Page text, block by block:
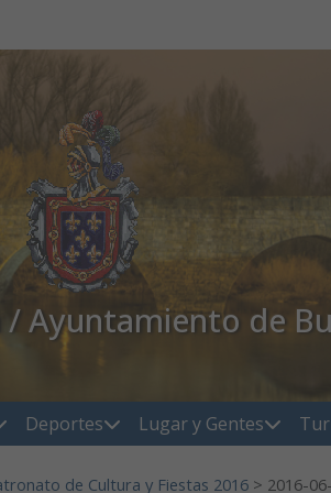
Ayuntamiento de
Deportes Lugar y Gentes
de Cultura y Fiestas 2016 > 2016-